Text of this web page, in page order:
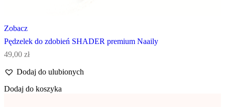
Zobacz
Pędzelek do zdobień SHADER premium Naaily
49,00 zł
Dodaj do ulubionych
Dodaj do koszyka